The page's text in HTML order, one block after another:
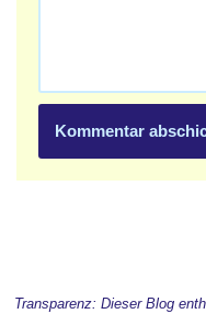
Transparenz: Dieser Blog